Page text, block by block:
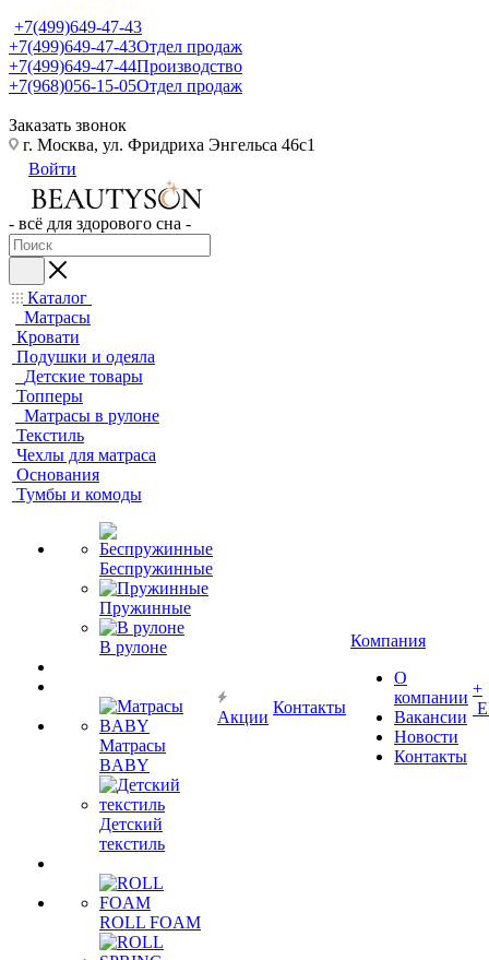
+7(499)649-47-43
+7(499)649-47-43Отдел продаж
+7(499)649-47-44Производство
+7(968)056-15-05Отдел продаж
Заказать звонок
г. Москва, ул. Фридриха Энгельса 46с1
Войти
- всё для здорового сна -
Каталог
Матрасы
Кровати
Подушки и одеяла
Детские товары
Топперы
Матрасы в рулоне
Текстиль
Чехлы для матраса
Основания
Тумбы и комоды
Беспружинные
Пружинные
В рулоне
Матрасы
BABY
Детский
текстиль
ROLL FOAM
Акции
Контакты
Компания
О
компании
Вакансии
Новости
Контакты
+